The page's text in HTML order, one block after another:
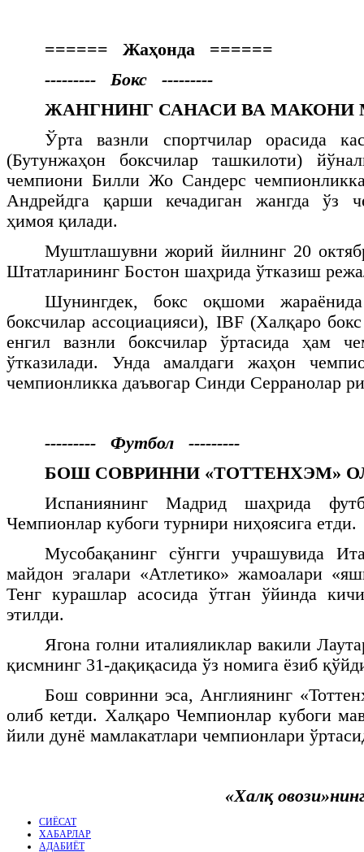
====== Жаҳонда ======
--------- Бокс ---------
ЖАНГНИНГ САНАСИ ВА
Ўрта вазнли спортчилар орасида
(Бутунжаҳон боксчилар ташкилоти)
чемпиони Билли Жо Сандерс
Андрейдга қарши кечадиган жангда ўз
ҳимоя қилади.
Муштлашувни жорий йилнинг 20
Штатларининг Бостон шаҳрида ўтказиш
Шунингдек, бокс оқшоми
боксчилар ассоциацияси), IBF(Халқаро
енгил вазнли боксчилар ўртасида ҳам
ўтказилади. Унда амалдаги жаҳон
чемпионликка даъвогар Синди Серранолар
--------- Футбол ---------
БОШ СОВРИННИ «ТОТТЕНХЭМ»
Испаниянинг Мадрид шаҳрида
Чемпионлар кубоги турнири ниҳоясига етди.
Мусобақанинг сўнгги учрашувида
майдон эгалари «Атлетико» жамоалари
Тенг курашлар асосида ўтган ўйинда
этилди.
Ягона голни италияликлар вакили
қисмнинг 31-дақиқасида ўз номига ёзиб
Бош совринни эса, Англиянинг
олиб кетди. Халқаро Чемпионлар кубоги
йили дунё мамлакатлари чемпионлари
«Халқ
СИЁСАТ
ХАБАРЛАР
АДАБИЁТ